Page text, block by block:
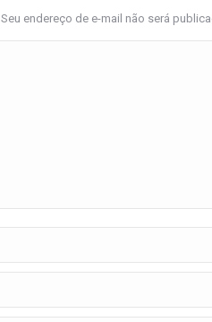
Seu endereço de e-mail não será